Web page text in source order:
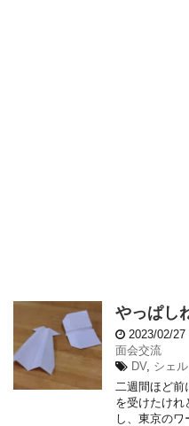
やっぱし
2023/02/27
面会交流
DV, シェ
二週間ほど前
を受けたけれ
し、東京の